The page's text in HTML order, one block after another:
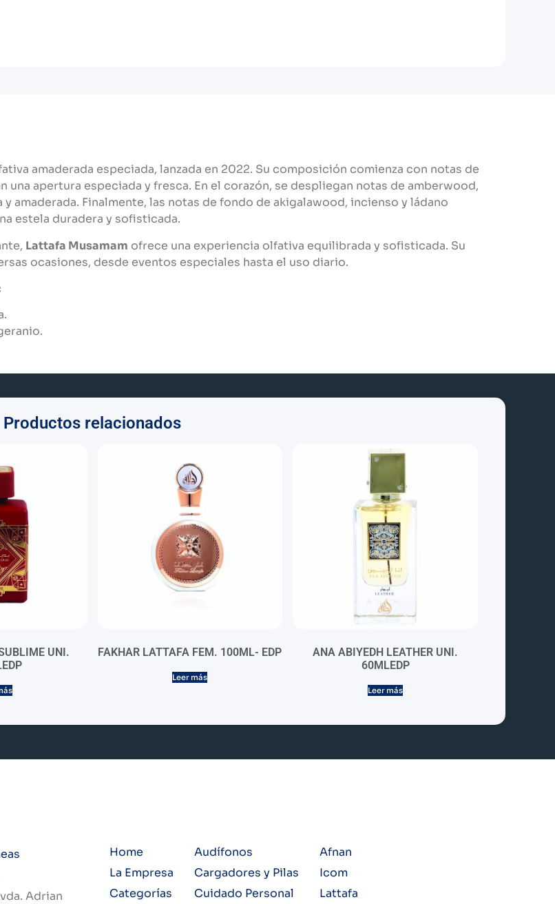
amaderada especiada, lanzada en 2022. Su composición comienza con notas de
una apertura especiada y fresca. En el corazón, se despliegan notas de amberwood,
amaderada. Finalmente, las notas de fondo de akigalawood, incienso y ládano
estela duradera y sofisticada.
Lattafa Musamam ofrece una experiencia olfativa equilibrada y sofisticada. Su
ocasiones, desde eventos especiales hasta el uso diario.
Productos relacionados
UNI.
FAKHAR LATTAFA FEM. 100ML- EDP
Leer más
ANA ABIYEDH LEATHER UNI.
60MLEDP
Leer más
Adrian
Home
La Empresa
Categorías
Audífonos
Cargadores y Pilas
Cuidado Personal
Afnan
Icom
Lattafa